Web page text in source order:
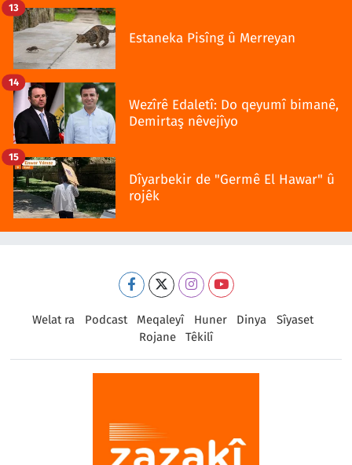
Estaneka Pisîng û Merreyan
13
Wezîrê Edaletî: Do qeyumî bimanê,
Demirtaş nêvejîyo
14
Dîyarbekir de "Germê El Hawar" û
rojêk
15
Welat ra Podcast Meqaleyî Huner Dinya
Sîyaset
Rojane
Têkilî